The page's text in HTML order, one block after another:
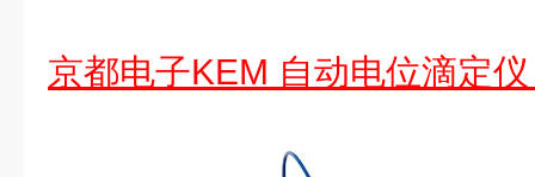
京都电子KEM 自动电位滴定